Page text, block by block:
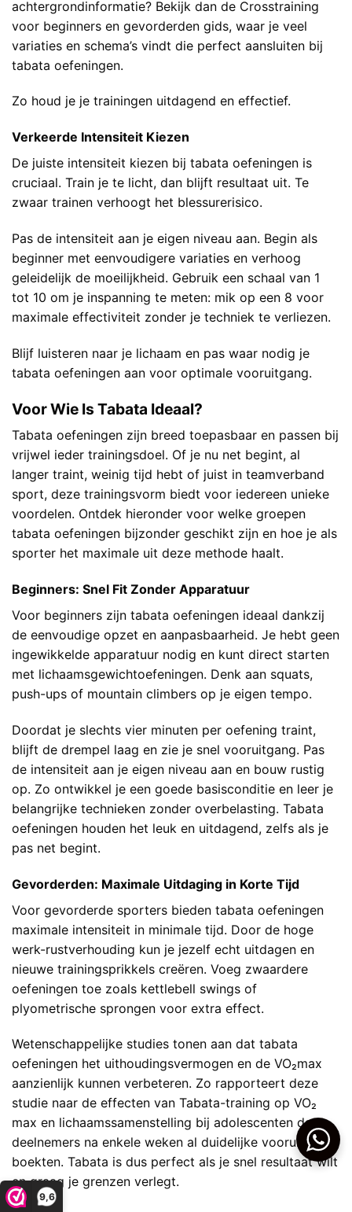
9,6
achtergrondinformatie? Bekijk dan de Crosstraining
voor beginners en gevorderden gids, waar je veel
variaties en schema’s vindt die perfect aansluiten bij
tabata oefeningen.
Zo houd je je trainingen uitdagend en effectief.
Verkeerde Intensiteit Kiezen
De juiste intensiteit kiezen bij tabata oefeningen is
cruciaal. Train je te licht, dan blijft resultaat uit. Te
zwaar trainen verhoogt het blessurerisico.
Pas de intensiteit aan je eigen niveau aan. Begin als
beginner met eenvoudigere variaties en verhoog
geleidelijk de moeilijkheid. Gebruik een schaal van 1
tot 10 om je inspanning te meten: mik op een 8 voor
maximale effectiviteit zonder je techniek te verliezen.
Blijf luisteren naar je lichaam en pas waar nodig je
tabata oefeningen aan voor optimale vooruitgang.
Voor Wie Is Tabata Ideaal?
Tabata oefeningen zijn breed toepasbaar en passen bij
vrijwel ieder trainingsdoel. Of je nu net begint, al
langer traint, weinig tijd hebt of juist in teamverband
sport, deze trainingsvorm biedt voor iedereen unieke
voordelen. Ontdek hieronder voor welke groepen
tabata oefeningen bijzonder geschikt zijn en hoe je als
sporter het maximale uit deze methode haalt.
Beginners: Snel Fit Zonder Apparatuur
Voor beginners zijn tabata oefeningen ideaal dankzij
de eenvoudige opzet en aanpasbaarheid. Je hebt geen
ingewikkelde apparatuur nodig en kunt direct starten
met lichaamsgewichtoefeningen. Denk aan squats,
push-ups of mountain climbers op je eigen tempo.
Doordat je slechts vier minuten per oefening traint,
blijft de drempel laag en zie je snel vooruitgang. Pas
de intensiteit aan je eigen niveau aan en bouw rustig
op. Zo ontwikkel je een goede basisconditie en leer je
belangrijke technieken zonder overbelasting. Tabata
oefeningen houden het leuk en uitdagend, zelfs als je
pas net begint.
Gevorderden: Maximale Uitdaging in Korte Tijd
Voor gevorderde sporters bieden tabata oefeningen
maximale intensiteit in minimale tijd. Door de hoge
werk-rustverhouding kun je jezelf echt uitdagen en
nieuwe trainingsprikkels creëren. Voeg zwaardere
oefeningen toe zoals kettlebell swings of
plyometrische sprongen voor extra effect.
Wetenschappelijke studies tonen aan dat tabata
oefeningen het uithoudingsvermogen en de VO₂max
aanzienlijk kunnen verbeteren. Zo rapporteert deze
studie naar de effecten van Tabata-training op VO₂
max en lichaamssamenstelling bij adolescenten dat
deelnemers na enkele weken al duidelijke vooruitgang
boekten. Tabata is dus perfect als je snel resultaat wilt
en graag je grenzen verlegt.